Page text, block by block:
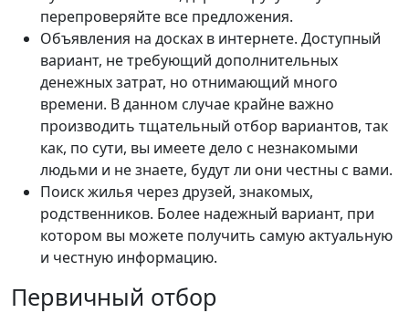
перепроверяйте все предложения.
Объявления на досках в интернете. Доступный
вариант, не требующий дополнительных
денежных затрат, но отнимающий много
времени. В данном случае крайне важно
производить тщательный отбор вариантов, так
как, по сути, вы имеете дело с незнакомыми
людьми и не знаете, будут ли они честны с вами.
Поиск жилья через друзей, знакомых,
родственников. Более надежный вариант, при
котором вы можете получить самую актуальную
и честную информацию.
Первичный отбор